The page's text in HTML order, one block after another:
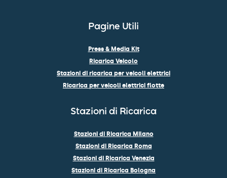
Pagine Utili
Press & Media Kit
Ricarica Veicolo
Stazioni di ricarica per veicoli elettrici
Ricarica per veicoli elettrici flotte
Stazioni di Ricarica
Stazioni di Ricarica Milano
Stazioni di Ricarica Roma
Stazioni di Ricarica Venezia
Stazioni di Ricarica Bologna